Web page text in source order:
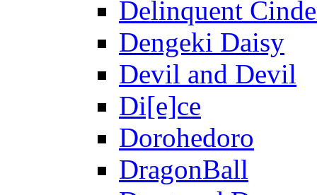
Delinquent
Dengeki Daisy
Devil and Devil
Di[e]ce
Dorohedoro
DragonBall